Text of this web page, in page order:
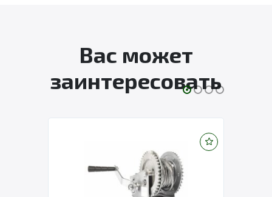
Вас может
заинтересовать